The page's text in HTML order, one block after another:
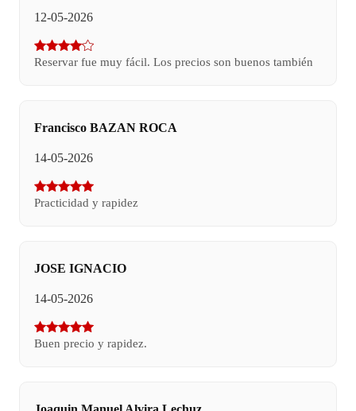
12-05-2026
Reservar fue muy fácil. Los precios son buenos también
Francisco BAZAN ROCA
14-05-2026
Practicidad y rapidez
JOSE IGNACIO
14-05-2026
Buen precio y rapidez.